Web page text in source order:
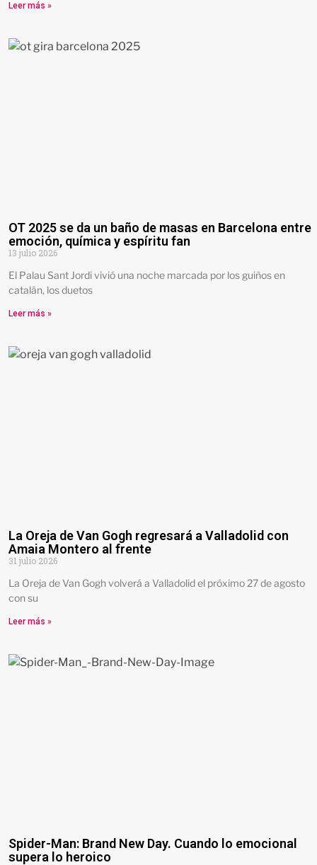
Leer más »
OT 2025 se da un baño de masas en Barcelona entre
emoción, química y espíritu fan
13 julio 2026
El Palau Sant Jordi vivió una noche marcada por los guiños en
catalán, los duetos
Leer más »
La Oreja de Van Gogh regresará a Valladolid con
Amaia Montero al frente
31 julio 2026
La Oreja de Van Gogh volverá a Valladolid el próximo 27 de agosto
con su
Leer más »
Spider-Man: Brand New Day. Cuando lo emocional
supera lo heroico